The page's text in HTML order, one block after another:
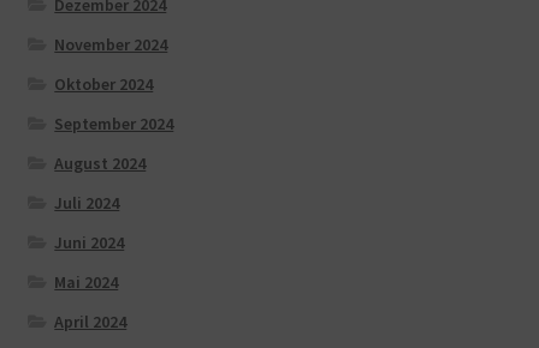
Dezember 2024
November 2024
Oktober 2024
September 2024
August 2024
Juli 2024
Juni 2024
Mai 2024
April 2024